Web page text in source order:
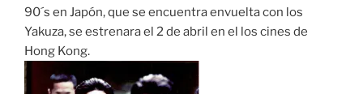
90´s en Japón, que se encuentra envuelta con los
Yakuza, se estrenara el 2 de abril en el los cines de
Hong Kong.